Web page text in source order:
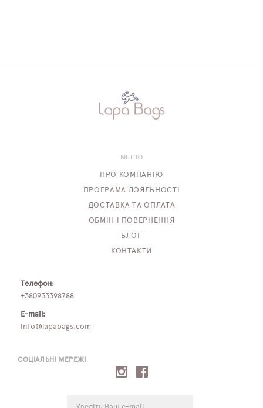
СОЦІАЛЬНІ МЕРЕЖІ
МЕНЮ
ПРО КОМПАНІЮ
ПРОГРАМА ЛОЯЛЬНОСТІ
ДОСТАВКА ТА ОПЛАТА
ОБМІН І ПОВЕРНЕННЯ
БЛОГ
КОНТАКТИ
Телефон:
+380933398788
E-mail:
info@lapabags.com